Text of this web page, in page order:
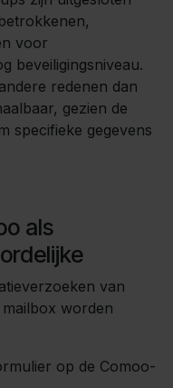
voor
beveiligingsniveau.
redenen dan
gezien de
specifieke gegevens
als
van
worden
op de Comoo-